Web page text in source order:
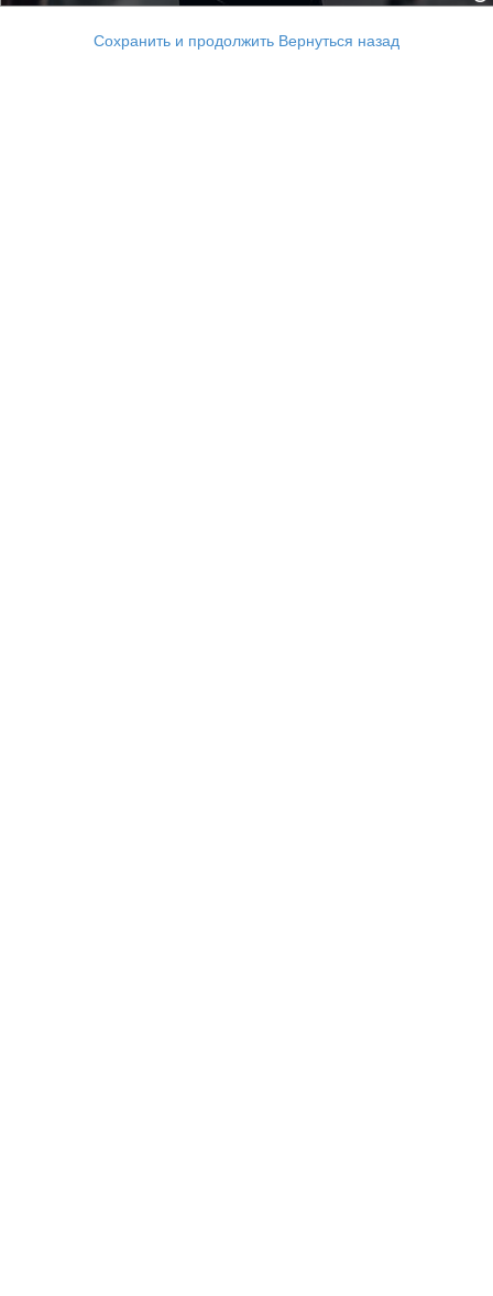
Сохранить и продолжить Вернуться назад